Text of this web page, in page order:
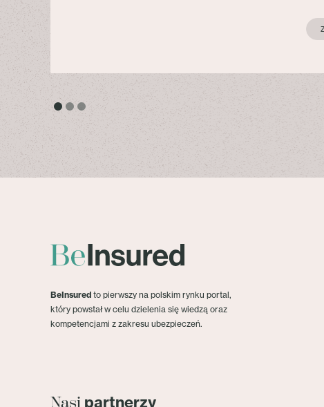
BeInsured to pierwszy na polskim rynku portal,
który powstał w celu dzielenia się wiedzą oraz
kompetencjami z zakresu ubezpieczeń.
Nasi partnerzy